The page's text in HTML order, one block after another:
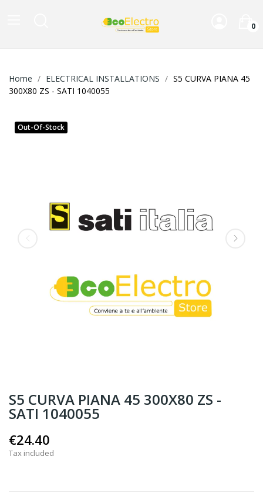
0
Home ELECTRICAL INSTALLATIONS
S5 CURVA PIANA 45
300X80 ZS - SATI 1040055
Out-Of-Stock
S5 CURVA PIANA 45 300X80 ZS -
SATI 1040055
€24.40
Tax included